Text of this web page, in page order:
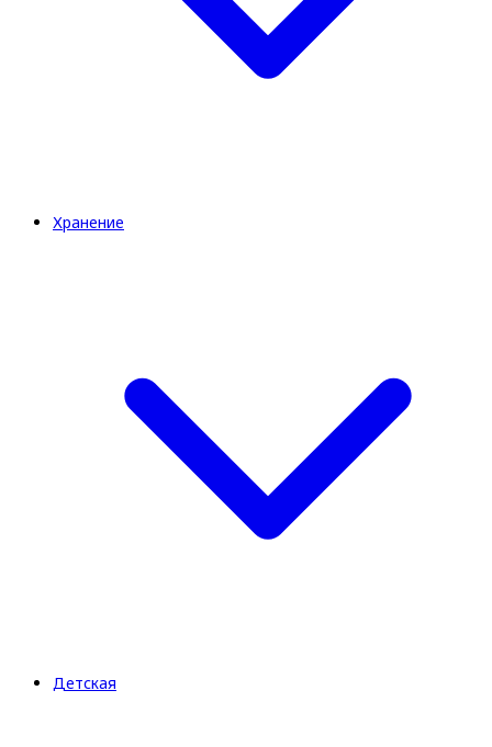
Хранение
Детская